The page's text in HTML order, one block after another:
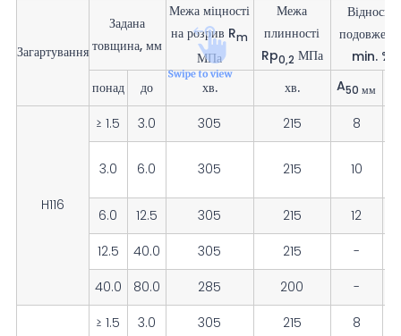
Загартування
Задана
товщина, мм
Межа міцності
на розрив Rm
МПа
Межа
плинності
Rp0,2 МПа
Відносне
min. %
понад
до хв. хв. A50 мм
H116
≥ 1.5 3.0 305 215 8
3.0 6.0 305 215 10
6.0 12.5 305 215
12
12.5
40.0 305 215 -
40.0
80.0 285 200 -
≥ 1.5 3.0 305 215 8